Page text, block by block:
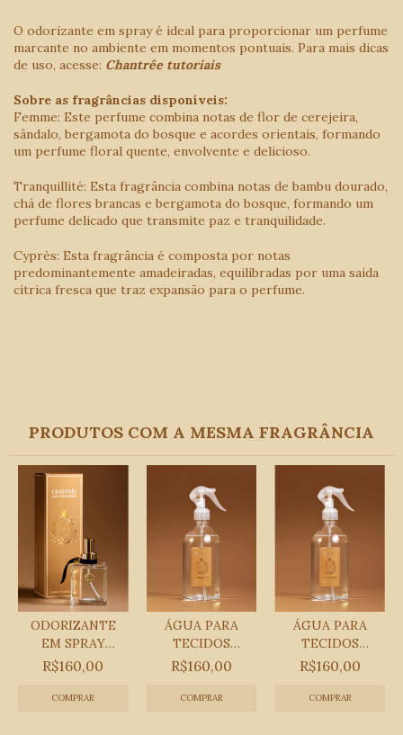
O odorizante em spray é ideal para proporcionar um perfume
marcante no ambiente em momentos pontuais. Para mais dicas
de uso, acesse: Chantrêe tutoriais
Sobre as fragrâncias disponíveis:
Femme: Este perfume combina notas de flor de cerejeira,
sândalo, bergamota do bosque e acordes orientais, formando
um perfume floral quente, envolvente e delicioso.
Tranquillité: Esta fragrância combina notas de bambu dourado,
chá de flores brancas e bergamota do bosque, formando um
perfume delicado que transmite paz e tranquilidade.
Cyprès: Esta fragrância é composta por notas
predominantemente amadeiradas, equilibradas por uma saída
cítrica fresca que traz expansão para o perfume.
PRODUTOS COM A MESMA FRAGRÂNCIA
ODORIZANTE
EM SPRAY
250ML - PLUSH
PRETO
R$160,00
COMPRAR
ÁGUA PARA
TECIDOS
CYPRÈS 500 ML
R$160,00
ÁGUA PARA
TECIDOS
FEMME 500 ML
R$160,00